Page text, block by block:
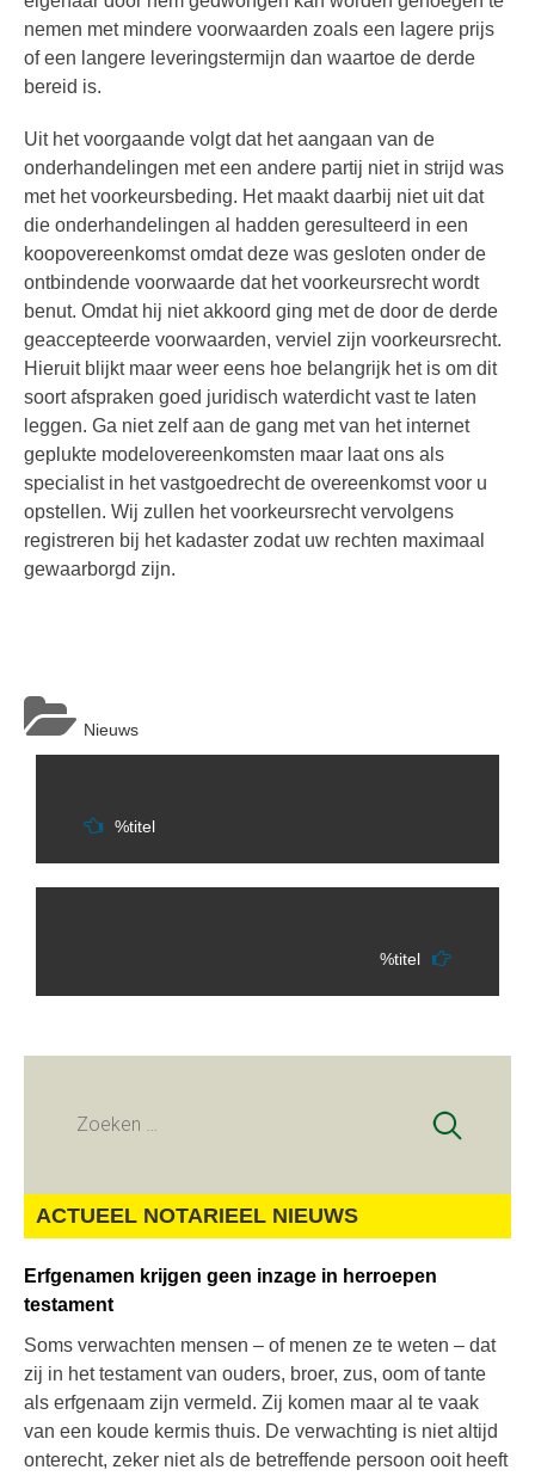
nemen met mindere voorwaarden zoals een lagere prijs
of een langere leveringstermijn dan waartoe de derde
bereid is.
Uit het voorgaande volgt dat het aangaan van de
onderhandelingen met een andere partij niet in strijd was
met het voorkeursbeding. Het maakt daarbij niet uit dat
die onderhandelingen al hadden geresulteerd in een
koopovereenkomst omdat deze was gesloten onder de
ontbindende voorwaarde dat het voorkeursrecht wordt
benut. Omdat hij niet akkoord ging met de door de derde
geaccepteerde voorwaarden, verviel zijn voorkeursrecht.
Hieruit blijkt maar weer eens hoe belangrijk het is om dit
soort afspraken goed juridisch waterdicht vast te laten
leggen. Ga niet zelf aan de gang met van het internet
geplukte modelovereenkomsten maar laat ons als
specialist in het vastgoedrecht de overeenkomst voor u
opstellen. Wij zullen het voorkeursrecht vervolgens
registreren bij het kadaster zodat uw rechten maximaal
gewaarborgd zijn.
Nieuws
Berichtnavigatie
%titel
%titel
Zoeken
ACTUEEL NOTARIEEL NIEUWS
Erfgenamen krijgen geen inzage in herroepen
testament
Soms verwachten mensen – of menen ze te weten – dat
zij in het testament van ouders, broer, zus, oom of tante
als erfgenaam zijn vermeld. Zij komen maar al te vaak
van een koude kermis thuis. De verwachting is niet altijd
onterecht, zeker niet als de betreffende persoon ooit heeft